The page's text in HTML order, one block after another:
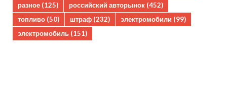
разное (125) российский авторынок (452)
топливо (50) штраф (232) электромобили (99)
электромобиль (151)